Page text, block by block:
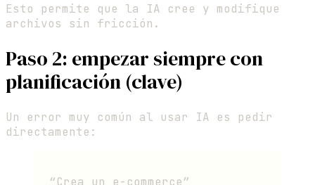
Esto permite que la IA cree y modifique
archivos sin fricción.
Paso 2: empezar siempre con
planificación (clave)
Un error muy común al usar IA es pedir
directamente:
“Crea un e-commerce”